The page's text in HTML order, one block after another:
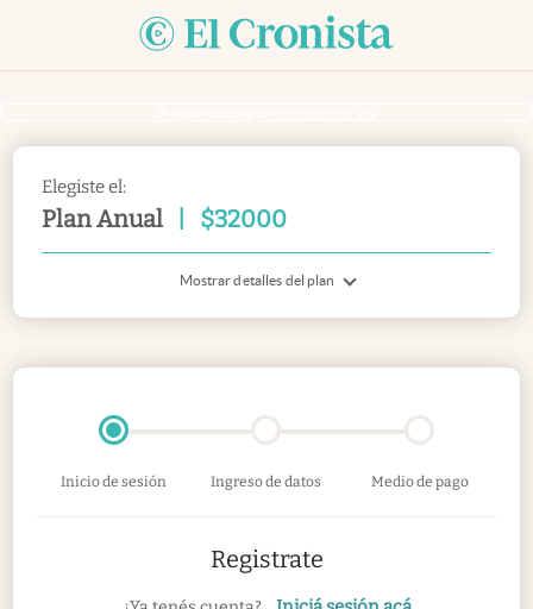
Elegiste el:
Plan Anual $32000
Mostrar detalles del plan
Inicio de sesión Ingreso de datos Medio de pago
Registrate